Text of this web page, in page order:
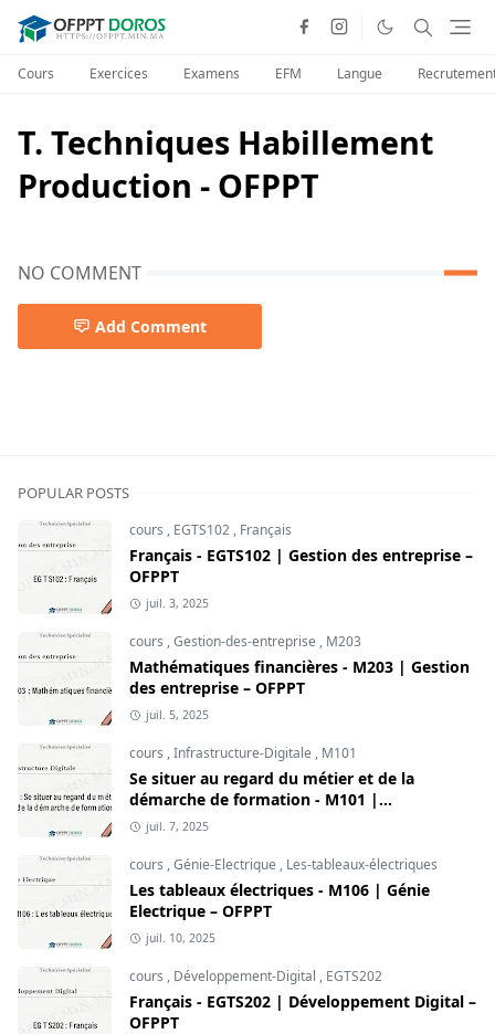
Cours Exercices Examens EFM Langue
T. Techniques Habillement
Production - OFPPT
NO COMMENT
Add Comment
POPULAR POSTS
cours , EGTS102 , Français
Français - EGTS102 | Gestion des entreprise –
OFPPT
juil. 3, 2025
cours ,Gestion-des-entreprise , M203
Mathématiques financières - M203 | Gestion
des entreprise – OFPPT
juil. 5, 2025
cours ,Infrastructure-Digitale , M101
Se situer au regard du métier et de la
démarche de formation - M101 |
Infrastructure Digitale – OFPPT
juil. 7, 2025
cours ,Génie-Electrique , Les-tableaux-électriques
Les tableaux électriques - M106 | Génie
Electrique – OFPPT
juil. 10, 2025
cours , Développement-Digital , EGTS202
Français - EGTS202 | Développement Digital –
OFPPT